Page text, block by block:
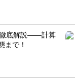
徹底解説――計算
まで！